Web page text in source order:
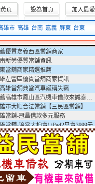
優質的當舖融資週轉信息。
頁 設為首頁 加入最愛
雄市 高雄 台南 嘉義 屏東 台東
優質嘉義西區當舖商家
新營優質當舖資訊
當舖商家精選推薦
左營區優質當舖商家資訊
雄當舖典當汽車謊稱失竊
推薦高雄市鳳山區汽機車借款來誠泰當舖
市大順合法當舖【三民區當舖】
當舖-冠昌借款多元服務
當舖-流當大拍賣! iPad2只賣3999元
高雄久大融資公司 - -汽車借款 支票貼現 當舖 支票借款 工商融資 現金週轉 公司工廠借貸
優質嘉義西區當舖商家
新營優質當舖資訊
當舖商家精選推薦
左營區優質當舖商家資訊
雄當舖典當汽車謊稱失竊